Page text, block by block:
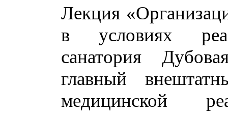
Лекция
в условиях
санатория
главный
медицинской